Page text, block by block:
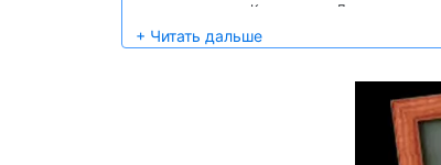
немного дальше. К счастью, у Лео много
становится горячее, чем Лео мог себе
дарит ему бесценный трах всей жизни!